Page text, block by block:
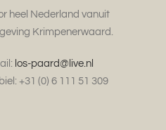
heel Nederland vanuit
Krimpenerwaard.
los-paard@live.nl
+31 (0) 6 111 51 309